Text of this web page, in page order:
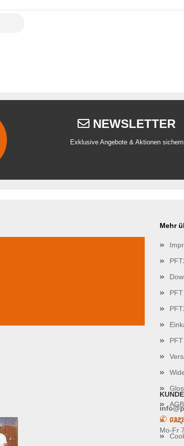
NEWSLETTER
Exklusive Angebote & Aktionen sichern
Mehr
AGB
FAQ
✆
Mo-Fr